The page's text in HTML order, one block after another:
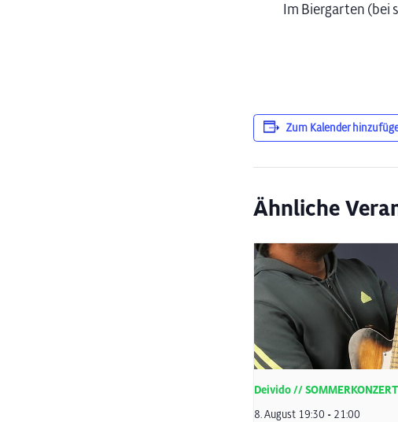
Im Biergarten (bei
Zum Kalender
Ähnliche
Deivido // SOMMERKONZERT
8. August 19:30 - 21:00